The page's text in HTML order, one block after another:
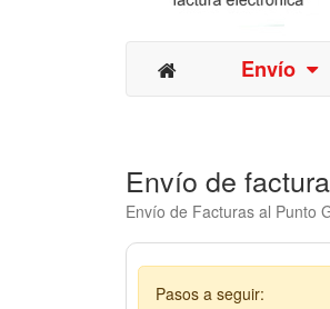
Envío
Envío de
Envío de Facturas al Punto
Pasos a seguir: